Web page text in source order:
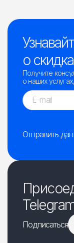
о
Получите
о наших
Отправить
Подписаться